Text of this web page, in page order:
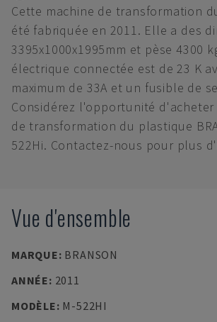
Cette machine de transformation
été fabriquée en 2011. Elle a des
3395x1000x1995mm et pèse 4300
électrique connectée est de 23 K
maximum de 33A et un fusible de
Considérez l'opportunité d'acheter
de transformation du plastique
522Hi. Contactez-nous pour plus
Vue d'ensemble
MARQUE: BRANSON
ANNÉE: 2011
MODÈLE: M-522HI